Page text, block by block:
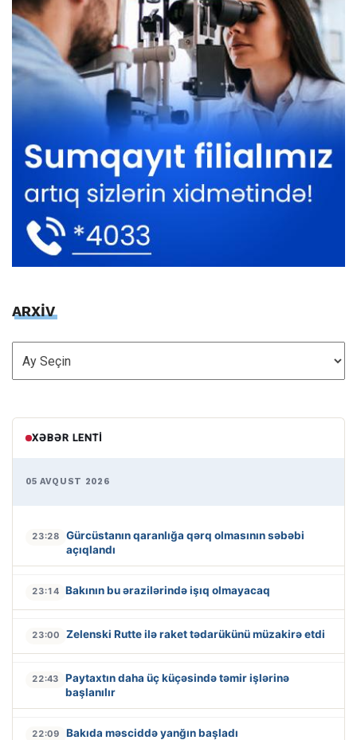
ARXİV
ARXİV
XƏBƏR LENTI
05 AVQUST 2026
23:28
Gürcüstanın qaranlığa qərq olmasının səbəbi
açıqlandı
23:14 Bakının bu ərazilərində işıq olmayacaq
23:00 Zelenski Rutte ilə raket tədarükünü müzakirə etdi
22:43
Paytaxtın daha üç küçəsində təmir işlərinə
başlanılır
22:09 Bakıda məsciddə yanğın başladı